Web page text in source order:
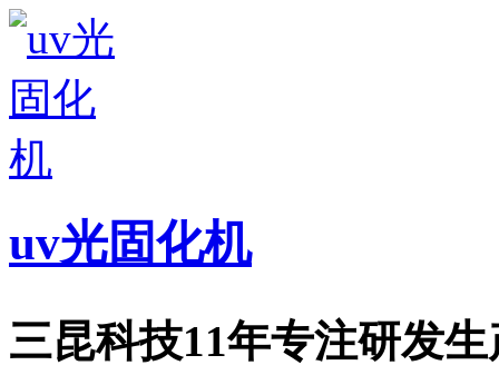
uv光固化机
三昆科技11年专注研发